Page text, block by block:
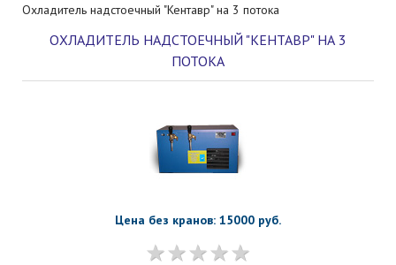
Охладитель надстоечный "Кентавр" на 3 потока
ОХЛАДИТЕЛЬ НАДСТОЕЧНЫЙ "КЕНТАВР" НА 3
ПОТОКА
Цена без кранов: 15000 руб.